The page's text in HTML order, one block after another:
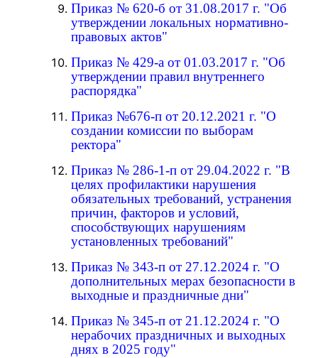
Приказ № 620-б от 31.08.2017 г. "Об
утверждении локальных нормативно-
правовых актов"
Приказ № 429-а от 01.03.2017 г. "Об
утверждении правил внутреннего
распорядка"
Приказ №676-п от 20.12.2021 г. "О
создании комиссии по выборам
ректора"
Приказ № 286-1-п от 29.04.2022 г. "В
целях профилактики нарушения
обязательных требований, устранения
причин, факторов и условий,
способствующих нарушениям
установленных требований"
Приказ № 343-п от 27.12.2024 г. "О
дополнительных мерах безопасности в
выходные и праздничные дни"
Приказ № 345-п от 21.12.2024 г. "О
нерабочих праздничных и выходных
днях в 2025 году"